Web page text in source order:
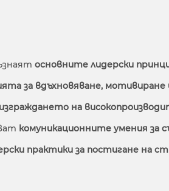
основните лидерски
за вдъхновяване, мотивиране
изграждането на
комуникационните умения за
практики за постигане на